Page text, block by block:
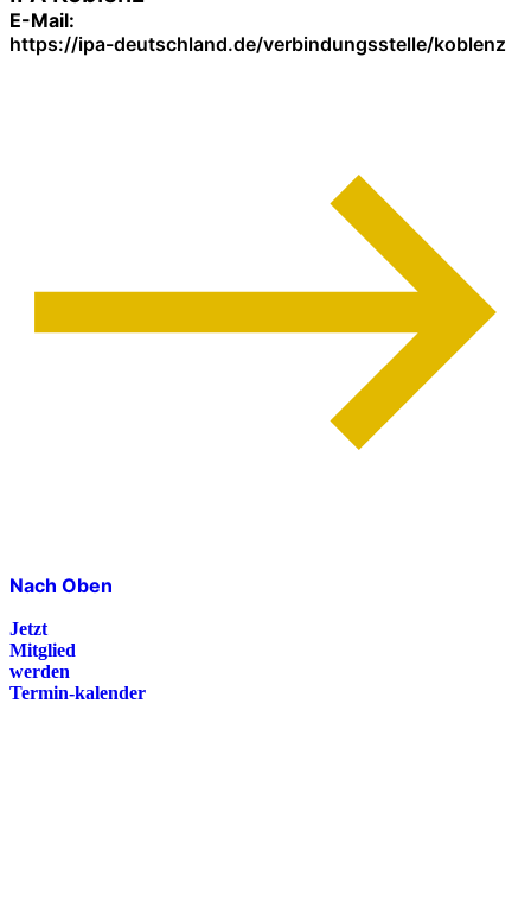
E-Mail:
https://ipa-deutschland.de/verbindungsstelle/koblenz
Nach Oben
Jetzt
Mitglied
werden
Termin-kalender